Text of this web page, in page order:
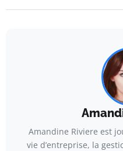
Amandine Riviere est
vie d’entreprise, la